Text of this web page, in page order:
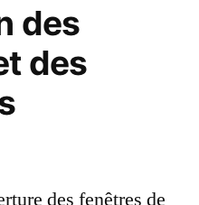
des
des
des fenêtres de